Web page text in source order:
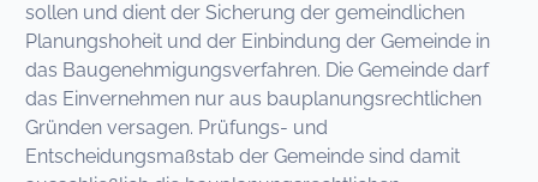
sollen und dient der Sicherung der gemeindlichen
Planungshoheit und der Einbindung der Gemeinde in
das Baugenehmigungsverfahren. Die Gemeinde darf
das Einvernehmen nur aus bauplanungsrechtlichen
Gründen versagen. Prüfungs- und
Entscheidungsmaßstab der Gemeinde sind damit